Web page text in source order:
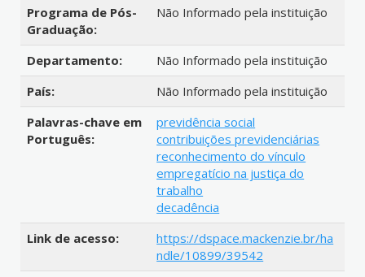
Programa de Pós-
Graduação:
Não Informado pela instituição
Departamento:
Não Informado pela instituição
País:
Não Informado pela instituição
Palavras-chave em
Português:
previdência social
contribuições previdenciárias
reconhecimento do vínculo
empregatício na justiça do
trabalho
decadência
Link de acesso:
https://dspace.mackenzie.br/ha
ndle/10899/39542